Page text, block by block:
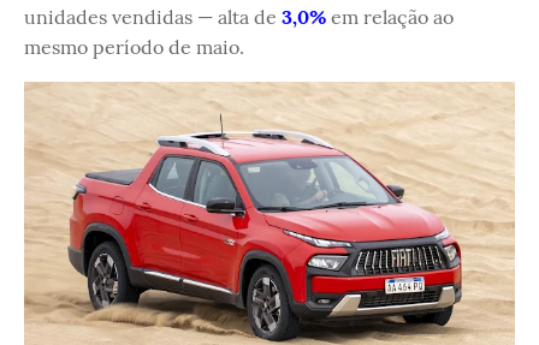
unidades vendidas — alta de 3,0% em relação ao
mesmo período de maio.